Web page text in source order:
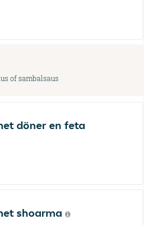
of sambalsaus
döner en feta
shoarma